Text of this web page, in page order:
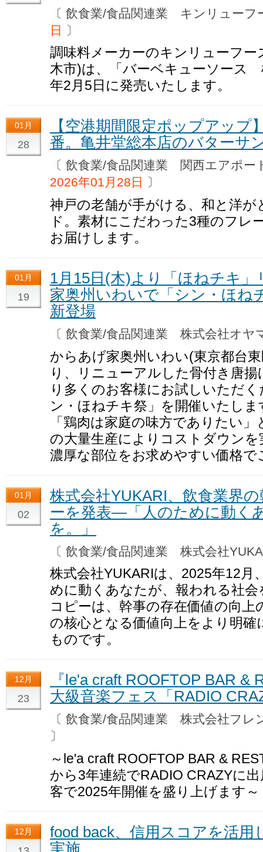
〔 飲食業/食品関連業 キンリュー
日
〕
調味料メーカーのキンリューフー
木市)は、「バーベキューソース
年2月5日に発売いたします。
01月
28
【空港期間限定ポップアップ
番。亀井堂総本店のバターサ
〔 飲食業/食品関連業 関西エアポ
2026年01月28日
〕
神戸の老舗が手がける、和と洋
ド。素材にこだわった3種のフレ
お届けします。
01月
19
1月15日(木)より「ほねチキ
家奥州いわいで「シン・ほね
新登場
〔 飲食業/食品関連業 株式会社オ
からあげ家奥州いわい(東京都台
り、リニューアルした骨付き唐
り多くのお客様にお試しいただ
ン・ほねチキ祭」を開催いたし
「鶏肉は家庭の味方でありたい
の大量生産によりコストダウン
濃厚な部位をお求めやすい価格
01月
02
株式会社YUKARI、飲食業界
ーを発表―「人のために動く
を。」
〔 飲食業/食品関連業 株式会社
株式会社YUKARIは、2025年12
めに動くあなたが、報われる社
コピーは、幹事の存在価値の向
の核心となる価値向上をより明
ものです。
12月
23
『le'a craft ROOFTOP BAR &
大級音楽フェス「RADIO
〔 飲食業/食品関連業 株式会社フ
〕
～le'a craft ROOFTOP BAR &
から3年連続でRADIO CRAZYに
客で2025年開催を盛り上げます～
12月
food back、信用スコアを活
実施